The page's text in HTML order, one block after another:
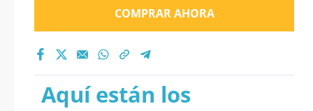
COMPRAR AHORA
Aquí están los